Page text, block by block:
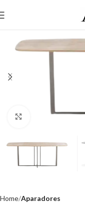
Click to enlarge
Home Aparadores